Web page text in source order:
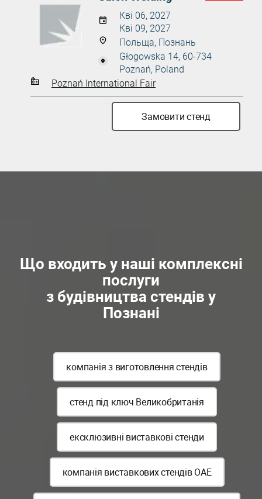
Кві 06, 2027
Кві 09, 2027
Польща, Познань
Głogowska 14, 60-734
Poznań, Poland
Poznań International Fair
Замовити стенд
Що входить у наші комплексні
послуги
з будівництва стендів у
Познані
компанія з виготовлення стендів
стенд під ключ Великобританія
ексклюзивні виставкові стенди
компанія виставкових стендів ОАЕ